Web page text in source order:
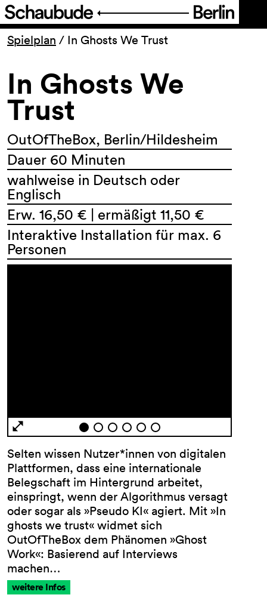
Programm
Ticket
Barrierefreiheit
Über uns
AGB
Spielplan / In Ghosts We Trust
In Ghosts We
Trust
OutOfTheBox, Berlin/Hildesheim
Dauer 60 Minuten
wahlweise in Deutsch oder
Englisch
Erw. 16,50 € | ermäßigt 11,50 €
Interaktive Installation für max. 6
Personen
Selten wissen Nutzer*innen von digitalen
Plattformen, dass eine internationale
Belegschaft im Hintergrund arbeitet,
einspringt, wenn der Algorithmus versagt
oder sogar als »Pseudo KI« agiert. Mit »In
ghosts we trust« widmet sich
OutOfTheBox dem Phänomen »Ghost
Work«: Basierend auf Interviews
machen…
weitere Infos